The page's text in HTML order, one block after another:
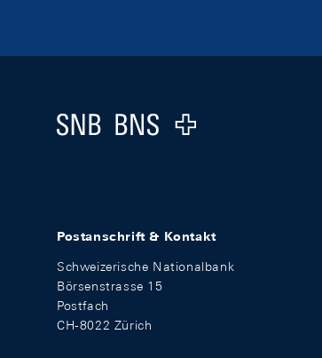
Logo
Postanschrift & Kontakt
Schweizerische Nationalbank
Börsenstrasse 15
Postfach
CH-8022 Zürich